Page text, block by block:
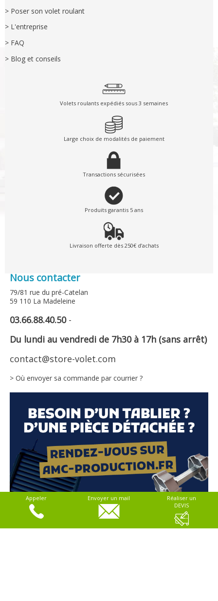
> Poser son volet roulant
> L'entreprise
> FAQ
> Blog et conseils
Volets roulants expédiés sous 3 semaines
Large choix de modalités de paiement
Transactions sécurisées
Produits garantis 5 ans
Livraison offerte dès 250€ d’achats
Nous contacter
79/81 rue du pré-Catelan
59 110 La Madeleine
03.66.88.40.50-
Du lundi au vendredi de 7h30 à 17h (sans arrêt)
contact@store-volet.com
> Où envoyer sa commande par courrier ?
Appeler Envoyer un mail
Réaliser un
DEVIS